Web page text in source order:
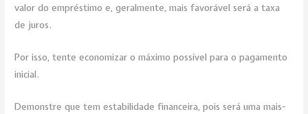
valor do empréstimo e, geralmente, mais favorável será a taxa
de juros.
Por isso, tente economizar o máximo possível para o pagamento
inicial.
Demonstre que tem estabilidade financeira, pois será uma mais-